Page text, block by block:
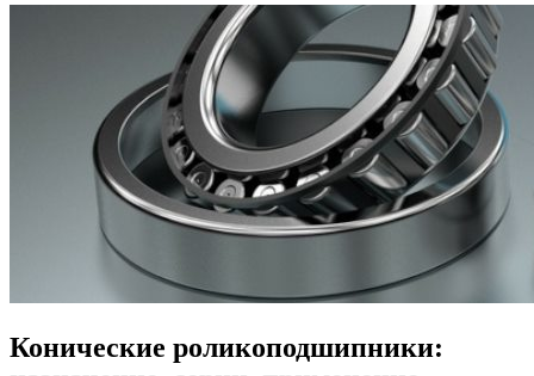
Конические роликоподшипники: